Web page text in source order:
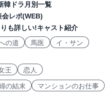
韓ドラ月別一覧
会レポ(WEB)
も詳しい!キャスト紹介
の道 馬医
イ・サン
王 恋人
の結末
マンションのお仕事